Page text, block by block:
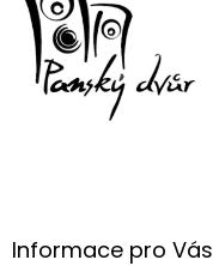
Informace pro Vás